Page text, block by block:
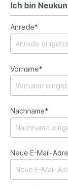
Ich bin
Anrede*
Vorname*
Nachname*
Neue E-Mail-